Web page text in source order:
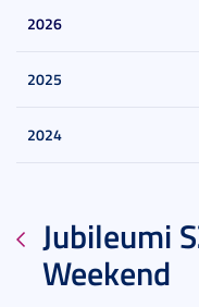
2026
2025
2024
Jubileumi
Weekend